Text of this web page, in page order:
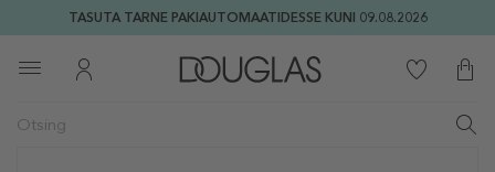
TASUTA TARNE PAKIAUTOMAATIDESSE KUNI 09.08.2026